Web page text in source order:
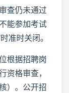
查仍未通过
能参加考试
准时关闭。
根据招聘岗
资格审查，
）。公开招